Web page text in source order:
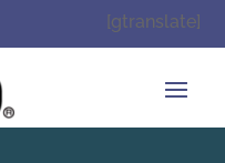
[gtranslate]